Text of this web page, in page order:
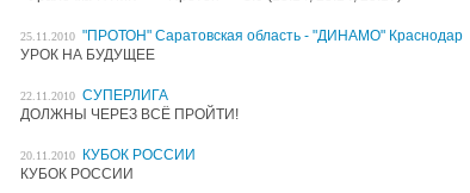
25.11.2010 "ПРОТОН" Саратовская область - "ДИНАМО" Краснодар
УРОК НА БУДУЩЕЕ
22.11.2010 СУПЕРЛИГА
ДОЛЖНЫ ЧЕРЕЗ ВСЁ ПРОЙТИ!
20.11.2010
КУБОК РОССИИ
КУБОК РОССИИ